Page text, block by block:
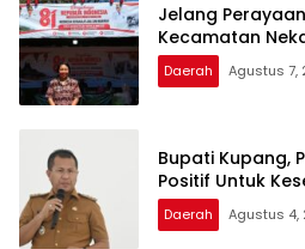
Jelang
Kecamatan
Daerah Agustus 7,
Bupati Kupang,
Positif Untuk
Daerah Agustus 4,